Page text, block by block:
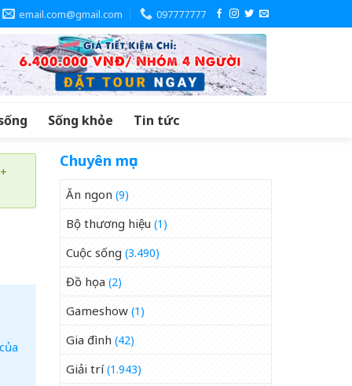
email.com@gmail.com 097777777
Sống khỏe Tin tức
Chuyên mục
Ăn ngon (9)
Bộ thương hiệu (1)
Cuộc sống (3.490)
Đồ họa (2)
Gameshow (1)
Gia đình (42)
Giải trí(1.943)